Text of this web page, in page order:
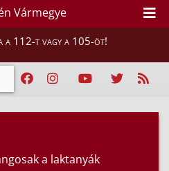
Vármegye
a 112-t vagy a 105-öt!
a laktanyák